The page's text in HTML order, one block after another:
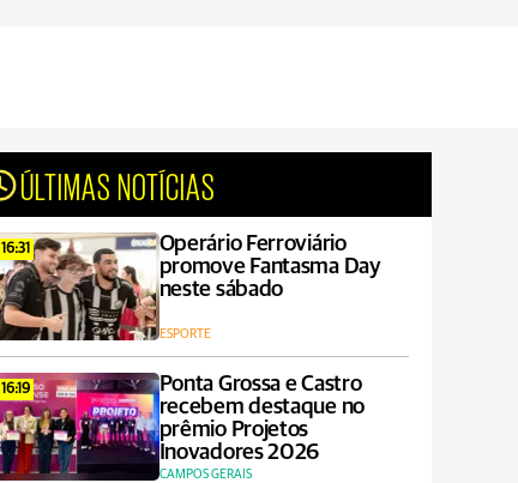
ÚLTIMAS NOTÍCIAS
16:31
Operário Ferroviário
promove Fantasma Day
neste sábado
ESPORTE
16:19
Ponta Grossa e Castro
recebem destaque no
prêmio Projetos
Inovadores 2026
CAMPOS GERAIS